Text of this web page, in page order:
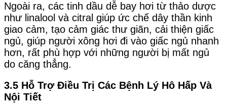
Ngoài ra, các tinh dầu dễ bay hơi từ thảo dược
như linalool và citral giúp ức chế dây thần kinh
giao cảm, tạo cảm giác thư giãn, cải thiện giấc
ngủ, giúp người xông hơi đi vào giấc ngủ nhanh
hơn, rất phù hợp với những người bị mất ngủ
do căng thẳng.
3.5 Hỗ Trợ Điều Trị Các Bệnh Lý Hô Hấp Và
Nội Tiết